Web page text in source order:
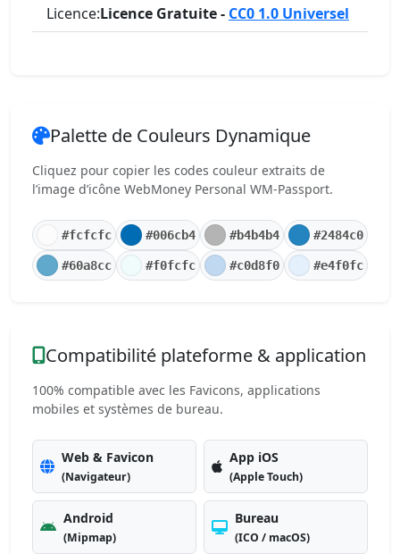
Licence:Licence Gratuite - CC0 1.0 Universel
Palette de Couleurs Dynamique
Cliquez pour copier les codes couleur extraits de
l’image d’icône WebMoney Personal WM-Passport.
#fcfcfc #006cb4 #b4b4b4 #2484c0
#60a8cc #f0fcfc #c0d8f0 #e4f0fc
Compatibilité plateforme & application
100% compatible avec les Favicons, applications
mobiles et systèmes de bureau.
Web & Favicon
(Navigateur)
App iOS
(Apple Touch)
Android
(Mipmap)
Bureau
(ICO / macOS)